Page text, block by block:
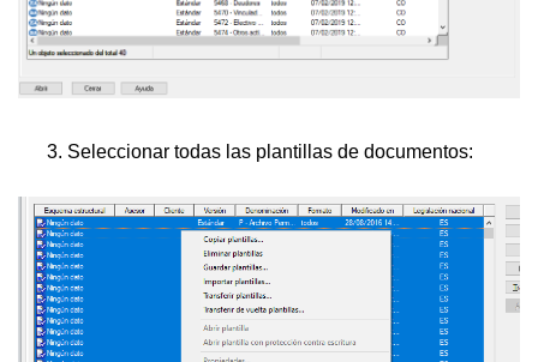
3. Seleccionar todas las plantillas de documentos: